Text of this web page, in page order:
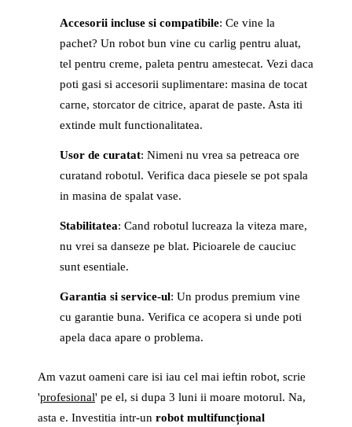
Accesorii incluse si compatibile: Ce vine la
pachet? Un robot bun vine cu carlig pentru aluat,
tel pentru creme, paleta pentru amestecat. Vezi daca
poti gasi si accesorii suplimentare: masina de tocat
carne, storcator de citrice, aparat de paste. Asta iti
extinde mult functionalitatea.
Usor de curatat: Nimeni nu vrea sa petreaca ore
curatand robotul. Verifica daca piesele se pot spala
in masina de spalat vase.
Stabilitatea: Cand robotul lucreaza la viteza mare,
nu vrei sa danseze pe blat. Picioarele de cauciuc
sunt esentiale.
Garantia si service-ul: Un produs premium vine
cu garantie buna. Verifica ce acopera si unde poti
apela daca apare o problema.
Am vazut oameni care isi iau cel mai ieftin robot, scrie
'profesional' pe el, si dupa 3 luni ii moare motorul. Na,
asta e. Investitia intr-un robot multifuncțional